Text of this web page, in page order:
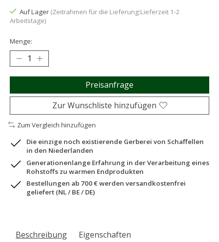
Auf Lager (Zeitrahmen für die Lieferung:Lieferzeit 1-2
Arbeitstage)
Menge:
Preisanfrage
Zur Wunschliste hinzufügen
Zum Vergleich hinzufügen
Die einzige noch existierende Gerberei von Schaffellen
in den Niederlanden
Generationenlange Erfahrung in der Verarbeitung eines
Rohstoffs zu warmen Endprodukten
Bestellungen ab 700 € werden versandkostenfrei
geliefert (NL / BE / DE)
Beschreibung Eigenschaften